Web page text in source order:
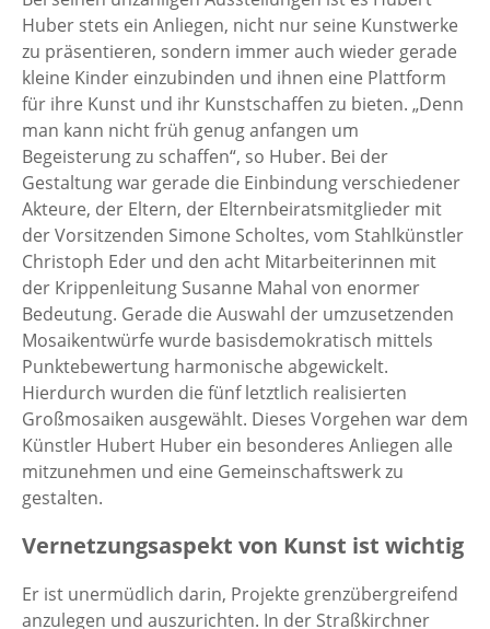
Huber stets ein Anliegen, nicht nur seine Kunstwerke
zu präsentieren, sondern immer auch wieder gerade
kleine Kinder einzubinden und ihnen eine Plattform
für ihre Kunst und ihr Kunstschaffen zu bieten. „Denn
man kann nicht früh genug anfangen um
Begeisterung zu schaffen“, so Huber. Bei der
Gestaltung war gerade die Einbindung verschiedener
Akteure, der Eltern, der Elternbeiratsmitglieder mit
der Vorsitzenden Simone Scholtes, vom Stahlkünstler
Christoph Eder und den acht Mitarbeiterinnen mit
der Krippenleitung Susanne Mahal von enormer
Bedeutung. Gerade die Auswahl der umzusetzenden
Mosaikentwürfe wurde basisdemokratisch mittels
Punktebewertung harmonische abgewickelt.
Hierdurch wurden die fünf letztlich realisierten
Großmosaiken ausgewählt. Dieses Vorgehen war dem
Künstler Hubert Huber ein besonderes Anliegen alle
mitzunehmen und eine Gemeinschaftswerk zu
gestalten.
Vernetzungsaspekt von Kunst ist wichtig
Er ist unermüdlich darin, Projekte grenzübergreifend
anzulegen und auszurichten. In der Straßkirchner